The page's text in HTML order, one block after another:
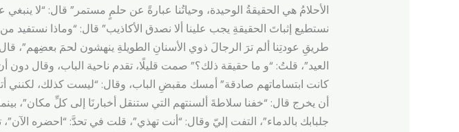
الأحلامُ هي الحقيقةُ الوحيدة، وحياتُنا عبارةً عن حلمٍ مستمر” قال: “لا
نستطيع إثباتَ الحقيقةِ يجب علينا ألا نصدق الأكاذيب” قال: “وماذا
طريقِ عودتِنا ألم ترَ الرجالَ ذوي الأسنانِ الطويلةِ ينهشون لحمَ بعضِهم”،
العيد”، قلتُ: “و ما حقيقة ذلك؟” صمت قليلًا، تقدم ناحية الباب، وقال
كانت ابتساماتهم صادقة” أمسك مقبضِ الباب، وقال: “ليست كذلك، لكنني
أن يخرج قال: “خفنا سلاطةَ ألسنتهم التي ستنقل أخبارنَا إلى كلِّ مكان”،
جلبابك بالدماء”، التفت إليّ وقال: “أنت تهذي”، قلت في تحدَّ: “احضره